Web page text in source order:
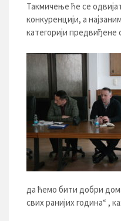
Такмичење ће се
конкуренцији, а
категорији предвиђене
да ћемо бити добри
свих ранијих година“ ,